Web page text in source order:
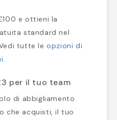
e ottieni la
standard nel
tutte leopzioni di
.
per il tuo team
di abbigliamento
che acquisti, il tuo